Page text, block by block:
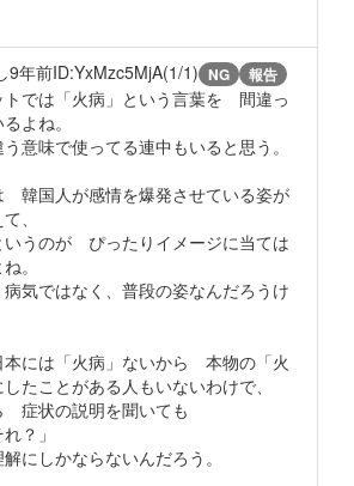
9年前ID:YxMzc5MjA(1/1) NG 報告
トでは「火病」という言葉を 間違っ
よね。
意味で使ってる連中もいると思う。
韓国人が感情を爆発させている姿が
、
いうのが ぴったりイメージに当ては
。
気ではなく、普段の姿なんだろうけ
には「火病」ないから 本物の「火
たことがある人もいないわけで、
症状の説明を聞いても
？」
解にしかならないんだろう。